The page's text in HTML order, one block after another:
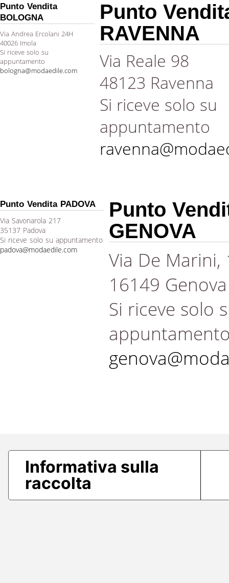
Punto Vendita
BOLOGNA
Via Andrea Ercolani 24H
40026 Imola
Si riceve solo su
appuntamento
bologna@modaedile.com
Punto
RAVENNA
Via Reale 98
48123 Ravenna
Si riceve solo su
appuntamento
Punto Vendita PADOVA
Via Savonarola 217
35137 Padova
Si riceve solo su appuntamento
padova@modaedile.com
Punto
GENOVA
Via De Marini,
16149 Genova
Si riceve solo
Informativa sulla
raccolta